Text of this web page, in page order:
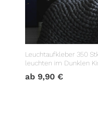
Leuchtaufkleber 350
leuchten im Dunklen
ab 9,90 €